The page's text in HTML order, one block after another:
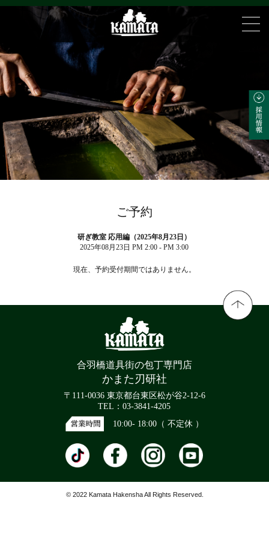
ご予約
研ぎ教室 応用編（2025年8月23日）
2025年08月23日 PM 2:00 - PM 3:00
現在、予約受付期間ではありません。
合羽橋道具街の包丁専門店
かまた刃研社
〒111-0036 東京都台東区松が谷2-12-6
TEL：03-3841-4205
10:00- 18:00（ 不定休 ）
© 2022 Kamata Hakensha All Rights Reserved.